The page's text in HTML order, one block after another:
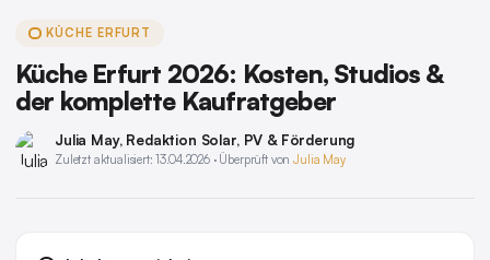
KÜCHE ERFURT
Küche Erfurt 2026: Kosten, Studios &
der komplette Kaufratgeber
Julia May, Redaktion Solar, PV & Förderung
Zuletzt aktualisiert: 13.04.2026 · Überprüft vonJulia May